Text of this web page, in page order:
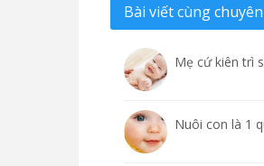
Bài viết cùng
Mẹ cứ kiên trì
Nuôi con là 1